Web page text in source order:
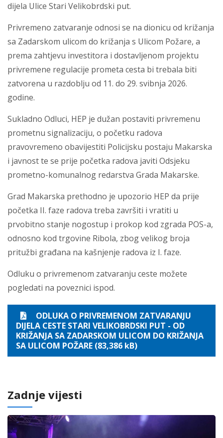
dijela Ulice Stari Velikobrdski put.
Privremeno zatvaranje odnosi se na dionicu od križanja
sa Zadarskom ulicom do križanja s Ulicom Požare, a
prema zahtjevu investitora i dostavljenom projektu
privremene regulacije prometa cesta bi trebala biti
zatvorena u razdoblju od 11. do 29. svibnja 2026.
godine.
Sukladno Odluci, HEP je dužan postaviti privremenu
prometnu signalizaciju, o početku radova
pravovremeno obavijestiti Policijsku postaju Makarska
i javnost te se prije početka radova javiti Odsjeku
prometno-komunalnog redarstva Grada Makarske.
Grad Makarska prethodno je upozorio HEP da prije
početka II. faze radova treba završiti i vratiti u
prvobitno stanje nogostup i prokop kod zgrada POS-a,
odnosno kod trgovine Ribola, zbog velikog broja
pritužbi građana na kašnjenje radova iz I. faze.
Odluku o privremenom zatvaranju ceste možete
pogledati na poveznici ispod.
ODLUKA O PRIVREMENOM ZATVARANJU
DIJELA CESTE STARI VELIKOBRDSKI PUT - OD
KRIŽANJA SA ZADARSKOM ULICOM DO KRIŽANJA
SA ULICOM POŽARE (83,386 kB)
Zadnje vijesti